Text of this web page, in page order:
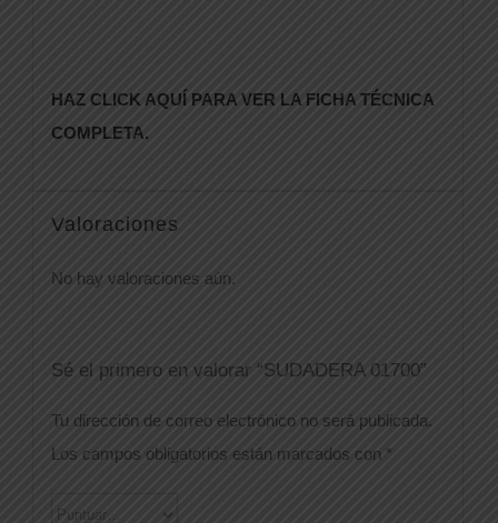
HAZ CLICK AQUÍ PARA VER LA FICHA TÉCNICA
COMPLETA.
Valoraciones
No hay valoraciones aún.
Sé el primero en valorar “SUDADERA 01700”
Tu dirección de correo electrónico no será publicada.
Los campos obligatorios están marcados con *